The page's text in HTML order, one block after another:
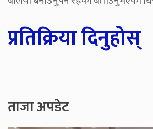
प्रतिक्रिया दिनुहोस्
ताजा अपडेट